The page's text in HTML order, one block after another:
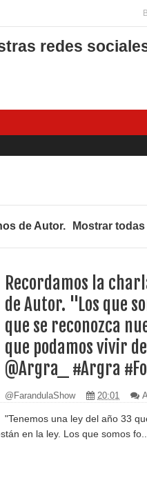
redes
de Autor. Mostrar
Recordamos la
de Autor. "Los que
que se reconozca
que podamos vivir
@Argra_ #Argra
@FarandulaShow 20:01
"Tenemos una ley del año 33
en la ley. Los que somos fo...